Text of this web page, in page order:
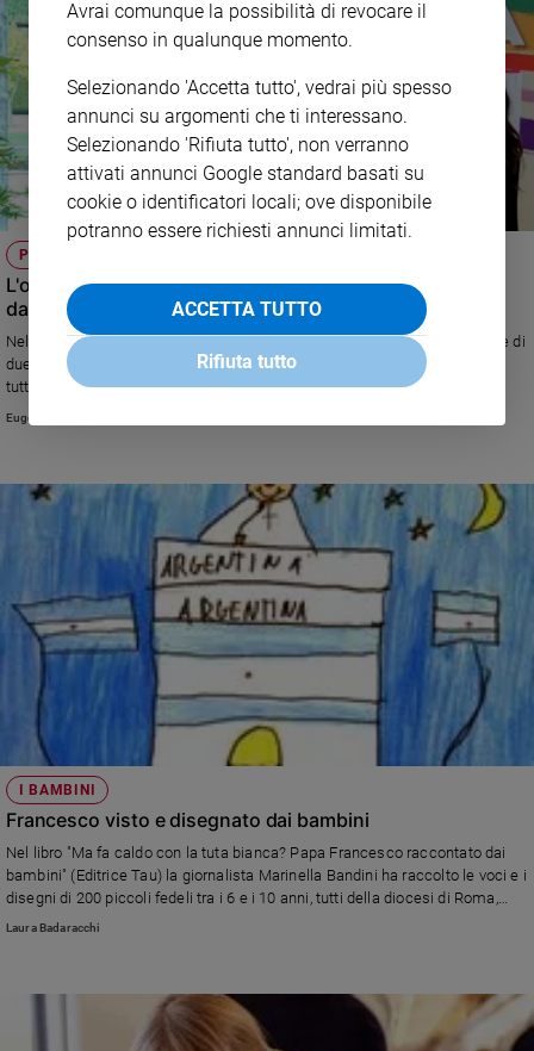
Policy
siamo
Contatti
Pubblicità
Registrati
Redazione
PER NON DIMENTICARE
L'orrore di Sant'Anna di Stazzema 75 anni dopo riletto
dall'innocenza dei bimbi
Nell'anniversario dell'eccidio nazista del 1944, ripubblichiamo il reportage di
due anni fa sulla mostra "I colori della pace" con i disegni dei bambini di
tutto il mondo e la testimonianza di un sopravvissuto. Una mostra
itinerante che torna nella località toscana proprio in concomitanza con la
Eugenio Arcidiacono
I BAMBINI
Francesco visto e disegnato dai bambini
Nel libro "Ma fa caldo con la tuta bianca? Papa Francesco raccontato dai
bambini" (Editrice Tau) la giornalista Marinella Bandini ha raccolto le voci e i
disegni di 200 piccoli fedeli tra i 6 e i 10 anni, tutti della diocesi di Roma,
intervistandoli sul loro vescovo: Jorge Mario Bergoglio.
Laura Badaracchi
Avrai comunque la possibilità di revocare il
consenso in qualunque momento.
Selezionando 'Accetta tutto', vedrai più spesso
annunci su argomenti che ti interessano.
Selezionando 'Rifiuta tutto', non verranno
attivati annunci Google standard basati su
cookie o identificatori locali; ove disponibile
potranno essere richiesti annunci limitati.
ACCETTA TUTTO
Rifiuta tutto